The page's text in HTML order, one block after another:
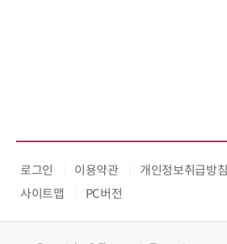
로그인 이용약관 개인정보취급방침
사이트맵
PC버전